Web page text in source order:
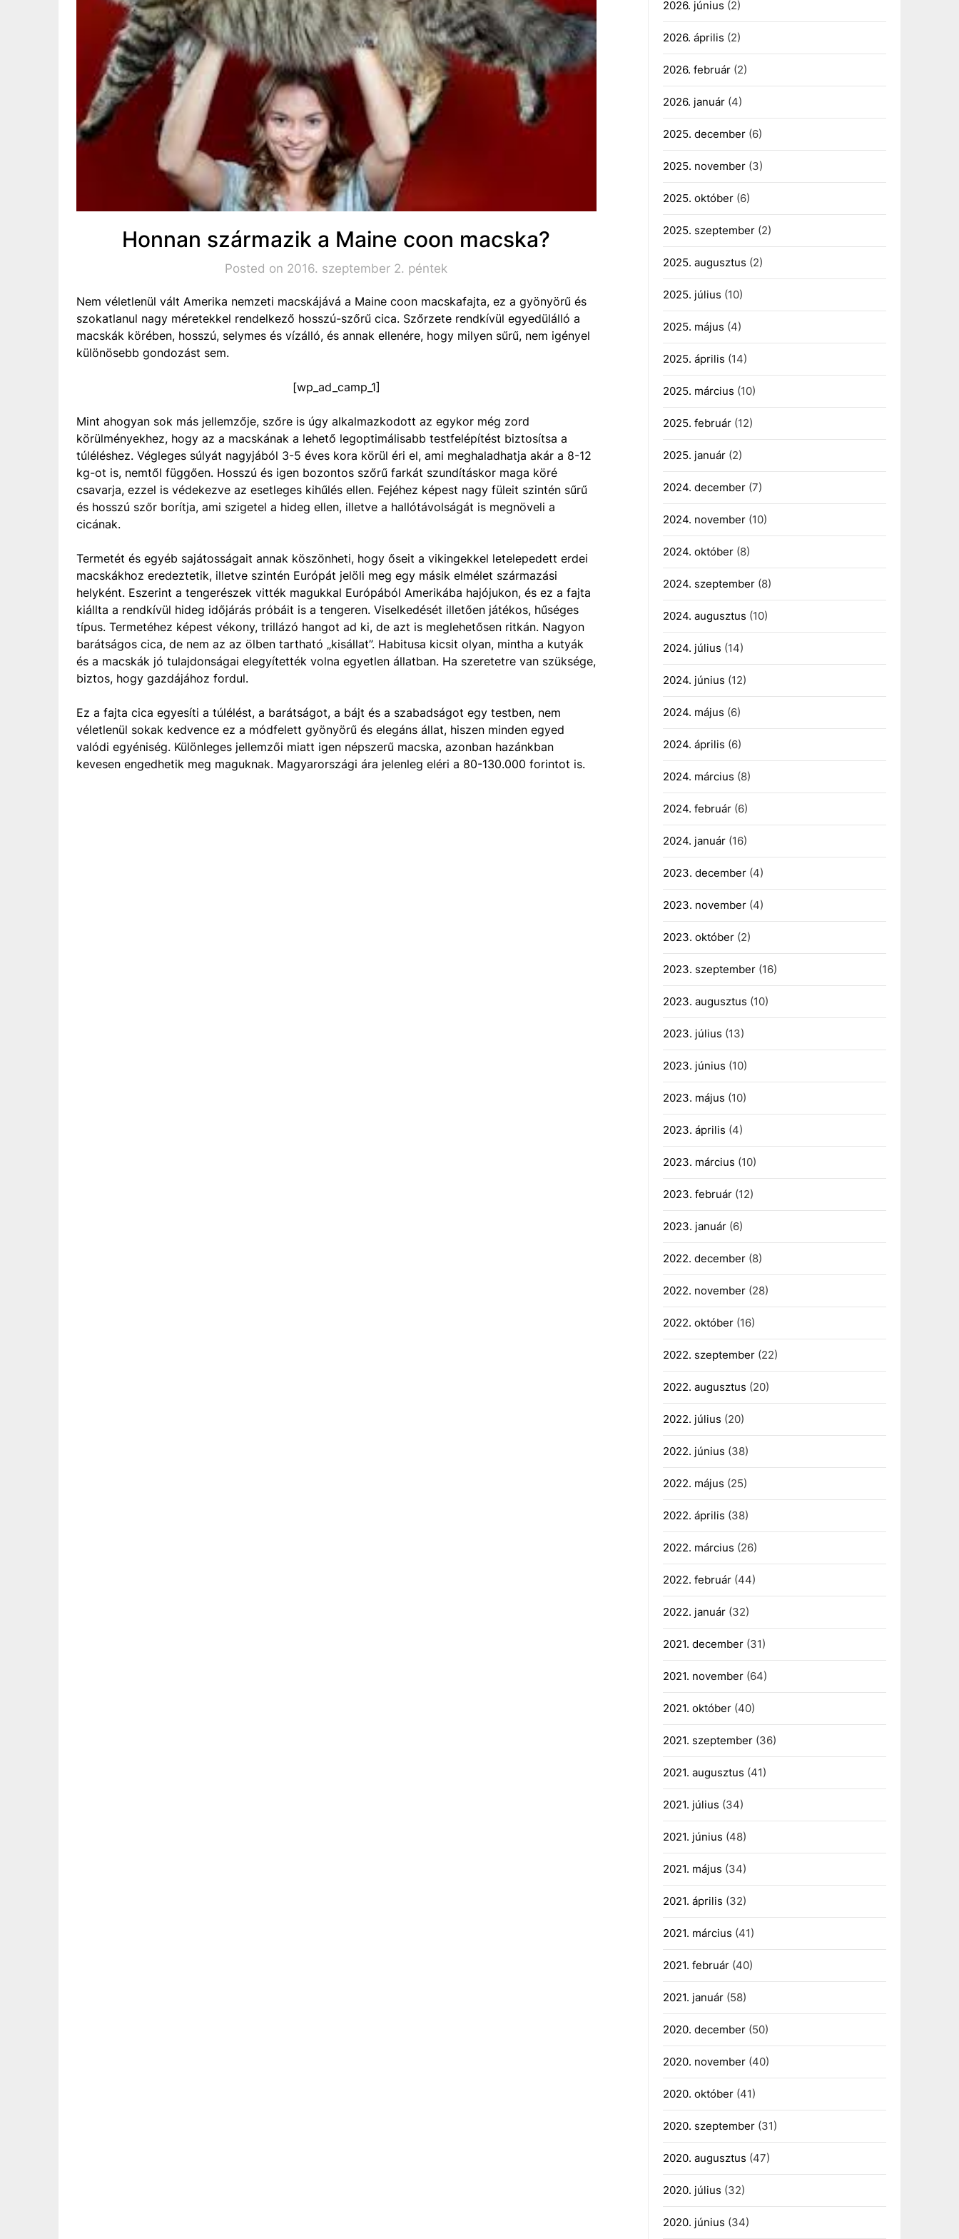
Honnan származik a Maine coon macska?
Posted on 2016. szeptember 2. péntek
Nem véletlenül vált Amerika nemzeti macskájává a Maine coon macskafajta, ez a gyönyörű és
szokatlanul nagy méretekkel rendelkező hosszú-szőrű cica. Szőrzete rendkívül egyedülálló a
macskák körében, hosszú, selymes és vízálló, és annak ellenére, hogy milyen sűrű, nem igényel
különösebb gondozást sem.
[wp_ad_camp_1]
Mint ahogyan sok más jellemzője, szőre is úgy alkalmazkodott az egykor még zord
körülményekhez, hogy az a macskának a lehető legoptimálisabb testfelépítést biztosítsa a
túléléshez. Végleges súlyát nagyjából 3-5 éves kora körül éri el, ami meghaladhatja akár a 8-12
kg-ot is, nemtől függően. Hosszú és igen bozontos szőrű farkát szundításkor maga köré
csavarja, ezzel is védekezve az esetleges kihűlés ellen. Fejéhez képest nagy füleit szintén sűrű
és hosszú szőr borítja, ami szigetel a hideg ellen, illetve a hallótávolságát is megnöveli a
cicának.
Termetét és egyéb sajátosságait annak köszönheti, hogy őseit a vikingekkel letelepedett erdei
macskákhoz eredeztetik, illetve szintén Európát jelöli meg egy másik elmélet származási
helyként. Eszerint a tengerészek vitték magukkal Európából Amerikába hajójukon, és ez a fajta
kiállta a rendkívül hideg időjárás próbáit is a tengeren. Viselkedését illetően játékos, hűséges
típus. Termetéhez képest vékony, trillázó hangot ad ki, de azt is meglehetősen ritkán. Nagyon
barátságos cica, de nem az az ölben tartható „kisállat”. Habitusa kicsit olyan, mintha a kutyák
és a macskák jó tulajdonságai elegyítették volna egyetlen állatban. Ha szeretetre van szüksége,
biztos, hogy gazdájához fordul.
Ez a fajta cica egyesíti a túlélést, a barátságot, a bájt és a szabadságot egy testben, nem
véletlenül sokak kedvence ez a módfelett gyönyörű és elegáns állat, hiszen minden egyed
valódi egyéniség. Különleges jellemzői miatt igen népszerű macska, azonban hazánkban
kevesen engedhetik meg maguknak. Magyarországi ára jelenleg eléri a 80-130.000 forintot is.
2026. június (2)
2026. április (2)
2026. február(2)
2026. január(4)
2025. december(6)
2025. november(3)
2025. október(6)
2025. szeptember(2)
2025. augusztus (2)
2025. július (10)
2025. május (4)
2025. április (14)
2025. március (10)
2025. február(12)
2025. január(2)
2024. december(7)
2024. november(10)
2024. október(8)
2024. szeptember(8)
2024. augusztus (10)
2024. július (14)
2024. június (12)
2024. május (6)
2024. április (6)
2024. március (8)
2024. február(6)
2024. január(16)
2023. december(4)
2023. november(4)
2023. október(2)
2023. szeptember(16)
2023. augusztus (10)
2023. július (13)
2023. június (10)
2023. május (10)
2023. április (4)
2023. március (10)
2023. február(12)
2023. január(6)
2022. december(8)
2022. november(28)
2022. október(16)
2022. szeptember(22)
2022. augusztus (20)
2022. július (20)
2022. június (38)
2022. május (25)
2022. április (38)
2022. március (26)
2022. február(44)
2022. január(32)
2021. december(31)
2021. november(64)
2021. október(40)
2021. szeptember(36)
2021. augusztus (41)
2021. július (34)
2021. június (48)
2021. május (34)
2021. április (32)
2021. március (41)
2021. február(40)
2021. január(58)
2020. december(50)
2020. november(40)
2020. október(41)
2020. szeptember(31)
2020. augusztus (47)
2020. július (32)
2020. június (34)